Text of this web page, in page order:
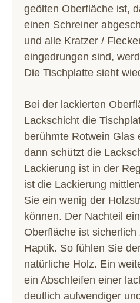
geölten Oberfläche ist,
einen Schreiner
und alle Kratzer /
eingedrungen sind,
Die Tischplatte sieht
Bei der lackierten
Lackschicht die
berühmte Rotwein Glas
dann schützt die
Lackierung ist in der
ist die Lackierung
Sie ein wenig der
können. Der Nachteil
Oberfläche ist
Haptik. So fühlen Sie
natürliche Holz. Ein
ein Abschleifen einer
deutlich aufwendiger